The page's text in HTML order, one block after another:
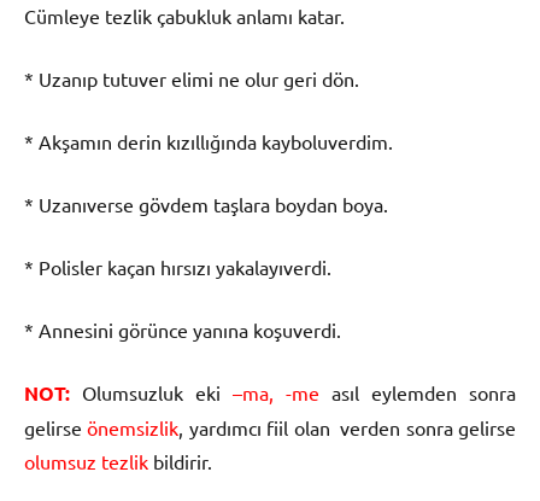
Cümleye tezlik çabukluk anlamı katar.
* Uzanıp tutuver elimi ne olur geri dön.
* Akşamın derin kızıllığında kayboluverdim.
* Uzanıverse gövdem taşlara boydan boya.
* Polisler kaçan hırsızı yakalayıverdi.
* Annesini görünce yanına koşuverdi.
NOT: Olumsuzluk eki –ma, -me asıl eylemden sonra
gelirseönemsizlik , yardımcı fiil olan verden sonra gelirse
olumsuz tezlik bildirir.